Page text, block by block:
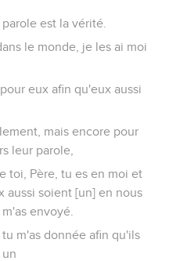
est la vérité.
le monde, je les ai moi
eux afin qu'eux aussi
mais encore pour
leur parole,
toi, Père, tu es en moi et
aussi soient [un] en nous
envoyé.
m'as donnée afin qu'ils
un